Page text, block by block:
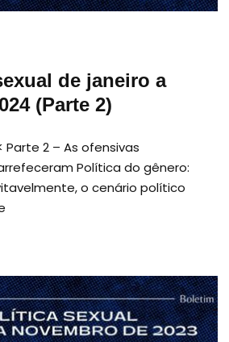
de janeiro a
(Parte 2)
Parte 2 – As ofensivas
Política do gênero:
o cenário político